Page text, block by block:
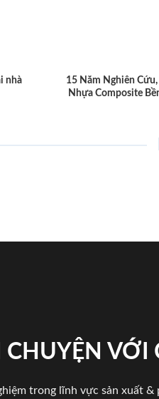
nhà
15 Năm Nghiên
Nhựa Composite
CHUYỆN VỚI
trong lĩnh vực sản xuất